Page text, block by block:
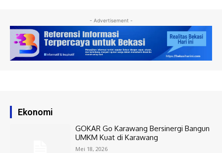
- Advertisement -
Ekonomi
GOKAR Go Karawang Bersinergi Bangun
UMKM Kuat di Karawang
Mei 18, 2026